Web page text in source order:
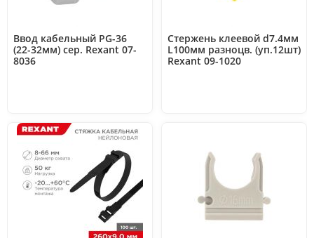
Ввод кабельный PG-36
(22-32мм) сер. Rexant 07-
8036
Стержень клеевой d7.4мм
L100мм разноцв. (уп.12шт)
Rexant 09-1020